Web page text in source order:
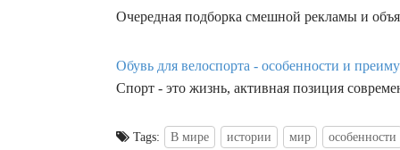
Очередная подборка смешной рекламы и
Обувь для велоспорта - особенности и
Спорт - это жизнь, активная позиция
Tags: В мире истории мир особенности